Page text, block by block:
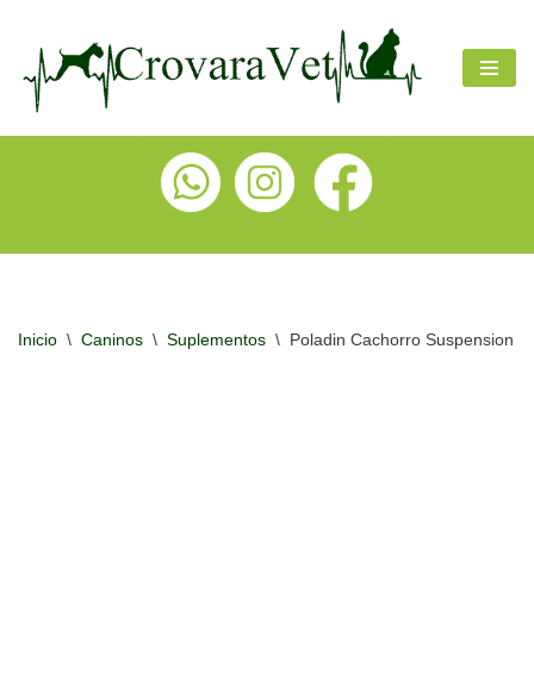
Inicio \ Caninos \ Suplementos \ Poladin Cachorro Suspension